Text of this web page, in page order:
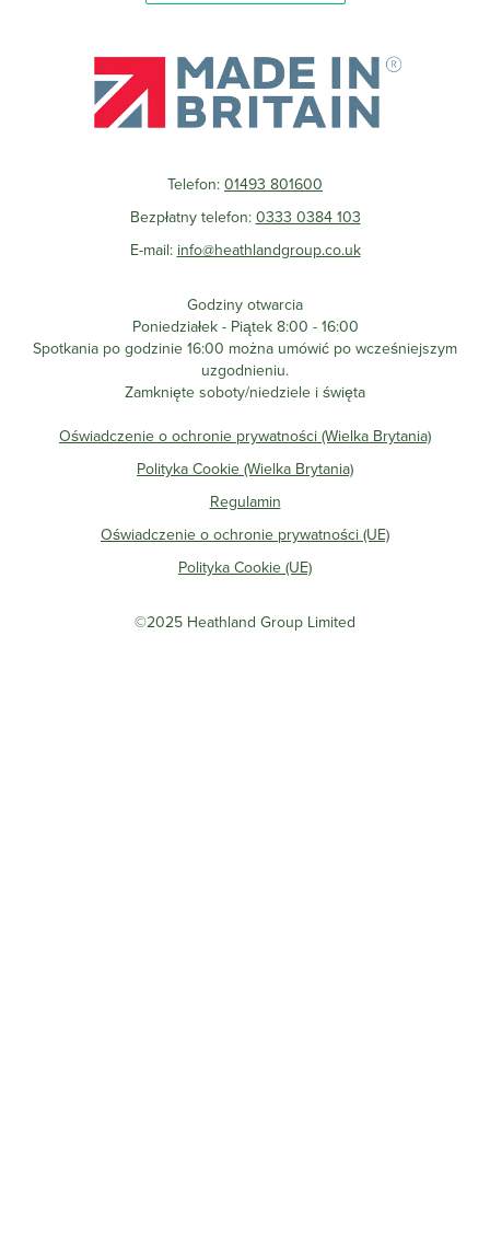
Telefon: 01493 801600
Bezpłatny telefon: 0333 0384 103
E-mail: info@heathlandgroup.co.uk
Godziny otwarcia
Poniedziałek - Piątek 8:00 - 16:00
Spotkania po godzinie 16:00 można umówić po wcześniejszym
uzgodnieniu.
Zamknięte soboty/niedziele i święta
Oświadczenie o ochronie prywatności (Wielka Brytania)
Polityka Cookie (Wielka Brytania)
Regulamin
Oświadczenie o ochronie prywatności (UE)
Polityka Cookie (UE)
©2025 Heathland Group Limited